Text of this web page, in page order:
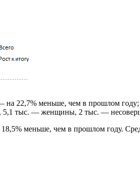
на 22,7% меньше, чем в прошлом
тыс. — женщины, 2 тыс. —
меньше, чем в прошлом году.